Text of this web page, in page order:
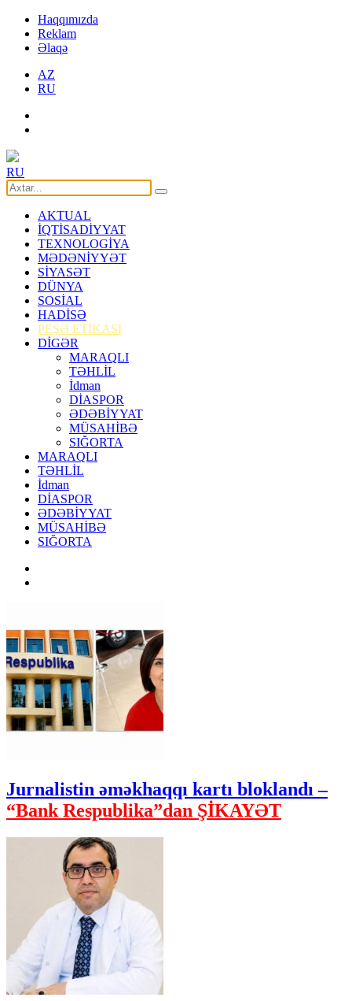
Haqqımızda
Reklam
Əlaqə
AZ
RU
RU
AKTUAL
İQTİSADİYYAT
TEXNOLOGİYA
MƏDƏNİYYƏT
SİYASƏT
DÜNYA
SOSİAL
HADİSƏ
PEŞƏ ETİKASI
DİGƏR
MARAQLI
TƏHLİL
İdman
DİASPOR
ƏDƏBİYYAT
MÜSAHİBƏ
SIĞORTA
MARAQLI
TƏHLİL
İdman
DİASPOR
ƏDƏBİYYAT
MÜSAHİBƏ
SIĞORTA
Jurnalistin əməkhaqqı kartı bloklandı –
“Bank Respublika”dan ŞİKAYƏT